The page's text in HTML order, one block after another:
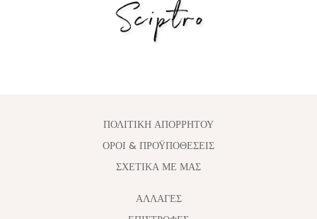
ΠΟΛΙΤΙΚΗ ΑΠΟΡΡΗΤΟΥ
ΟΡΟΙ & ΠΡΟΫΠΟΘΕΣΕΙΣ
ΣΧΕΤΙΚΑ ΜΕ ΜΑΣ
ΑΛΛΑΓΈΣ